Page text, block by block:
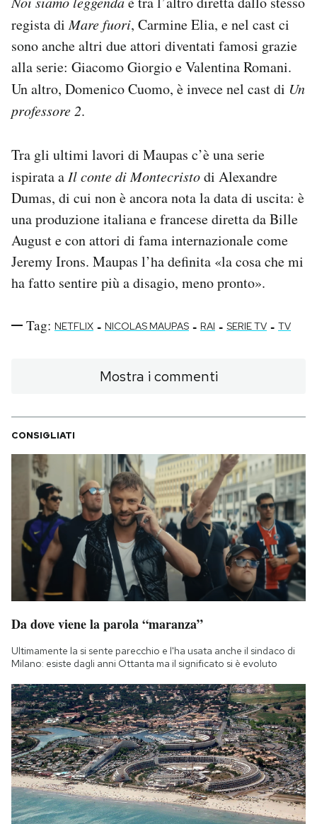
regista diMare fuori, Carmine Elia, e nel cast ci
sono anche altri due attori diventati famosi grazie
alla serie: Giacomo Giorgio e Valentina Romani.
Un altro, Domenico Cuomo, è invece nel cast di Un
professore 2.
Tra gli ultimi lavori di Maupas c’è una serie
ispirata aIl conte di Montecristodi Alexandre
Dumas, di cui non è ancora nota la data di uscita: è
una produzione italiana e francese diretta da Bille
August e con attori di fama internazionale come
Jeremy Irons. Maupas l’ha definita «la cosa che mi
ha fatto sentire più a disagio, meno pronto».
Tag: NETFLIX - NICOLAS MAUPAS - RAI - SERIE TV - TV
Mostra i commenti
CONSIGLIATI
Da dove viene la parola “maranza”
Ultimamente la si sente parecchio e l'ha usata anche il sindaco di
Milano: esiste dagli anni Ottanta ma il significato si è evoluto